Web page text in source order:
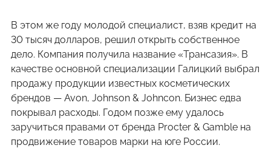
В этом же году молодой специалист, взяв кредит на
30 тысяч долларов, решил открыть собственное
дело. Компания получила название «Трансазия». В
качестве основной специализации Галицкий выбрал
продажу продукции известных косметических
брендов — Avon, Johnson & Johncon. Бизнес едва
покрывал расходы. Годом позже ему удалось
заручиться правами от бренда Procter & Gamble на
продвижение товаров марки на юге России.